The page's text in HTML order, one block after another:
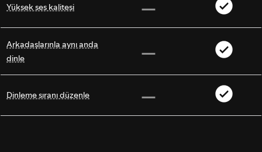
Yüksek ses kalitesi
Arkadaşlarınla aynı anda
dinle
Dinleme sıranı düzenle